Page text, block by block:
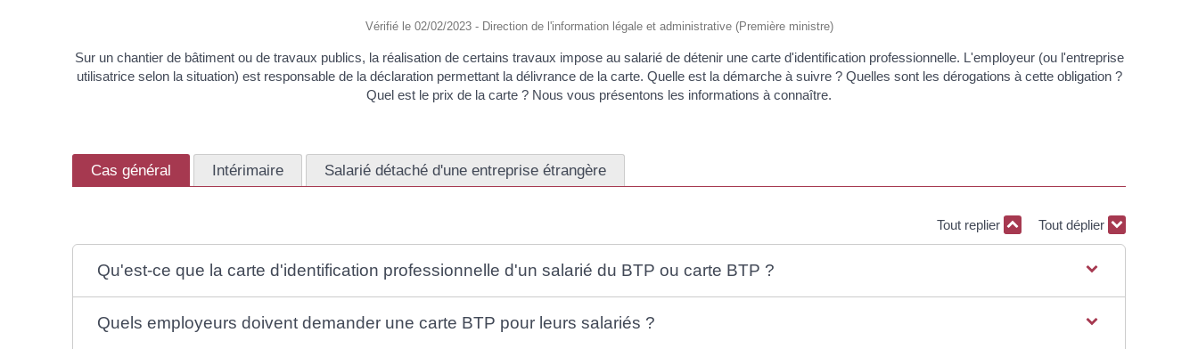
Vérifié le 02/02/2023 - Direction de l'information légale et administrative (Première ministre)
Sur un chantier de bâtiment ou de travaux publics, la réalisation de certains travaux impose au salarié de détenir une carte d'identification professionnelle. L'employeur (ou l'entreprise
utilisatrice selon la situation) est responsable de la déclaration permettant la délivrance de la carte. Quelle est la démarche à suivre ? Quelles sont les dérogations à cette obligation ?
Quel est le prix de la carte ? Nous vous présentons les informations à connaître.
Cas général Intérimaire Salarié détaché d'une entreprise étrangère
Tout replier Tout déplier
Qu'est-ce que la carte d'identification professionnelle d'un salarié du BTP ou carte BTP ?
Quels employeurs doivent demander une carte BTP pour leurs salariés ?